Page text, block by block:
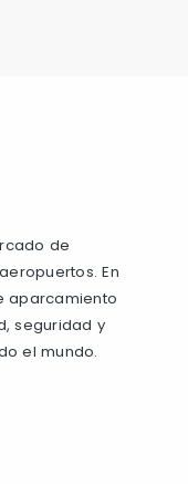
de
En
aparcamiento
seguridad y
el mundo.